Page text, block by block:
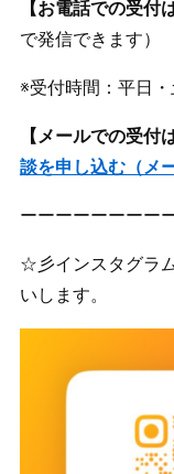
【お電話での受付
で発信できます）
※受付時間：平日・
【メールでの受付
談を申し込む（メ
ーーーーーーーー
☆彡インスタグラ
いします。